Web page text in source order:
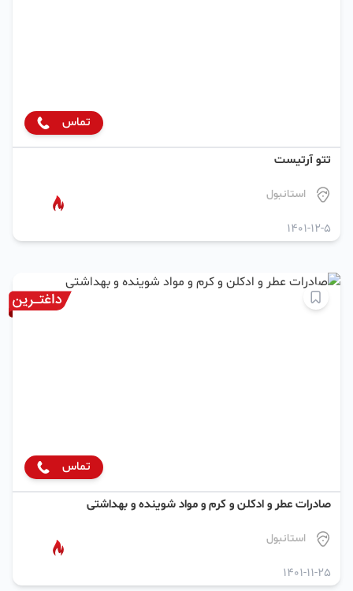
تماس
تتو آرتیست
استانبول
1401-12-5
تماس
صادرات عطر و ادکلن و کرم و مواد شوینده و بهداشتی
استانبول
1401-11-25